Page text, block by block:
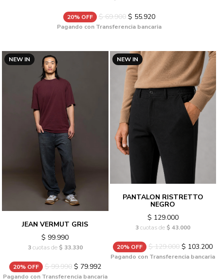
20% OFF $ 69.900$ 55.920
Pagando con Transferencia bancaria
NEW IN
JEAN VERMUT GRIS
$ 99.990
3cuotas de $ 33.330
20% OFF $ 99.990$ 79.992
Pagando con Transferencia bancaria
NEW IN
PANTALON RISTRETTO
NEGRO
$ 129.000
3cuotas de $ 43.000
20% OFF $ 129.000 $ 103.200
Pagando con Transferencia bancaria